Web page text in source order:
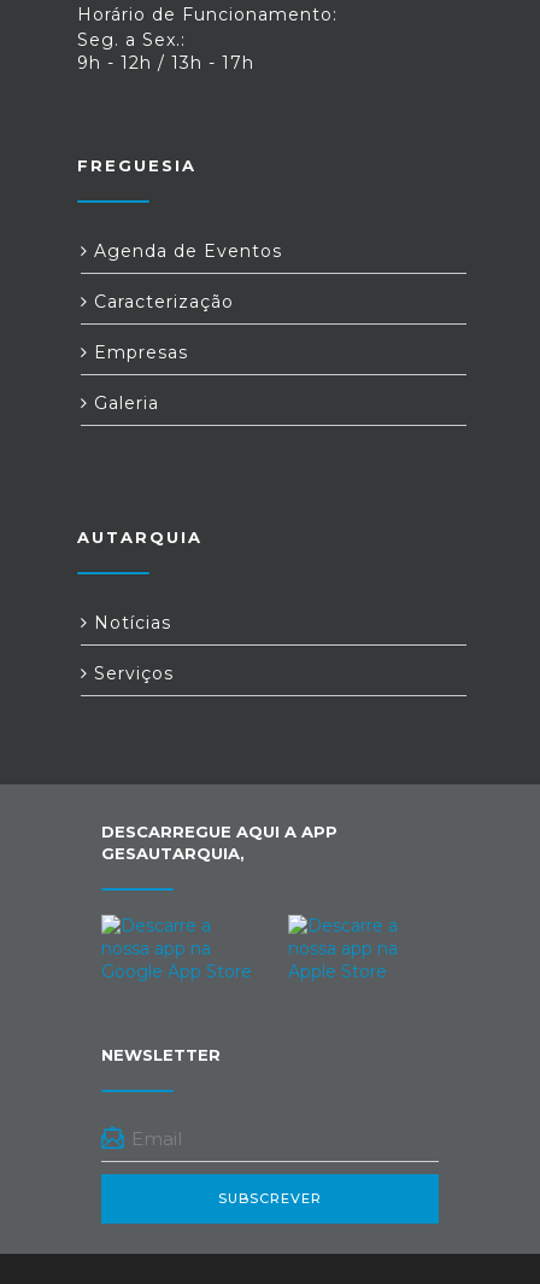
Horário de Funcionamento:
Seg. a Sex.:
9h - 12h / 13h - 17h
FREGUESIA
Agenda de Eventos
Caracterização
Empresas
Galeria
AUTARQUIA
Notícias
Serviços
DESCARREGUE AQUI A APP
GESAUTARQUIA,
NEWSLETTER
SUBSCREVER